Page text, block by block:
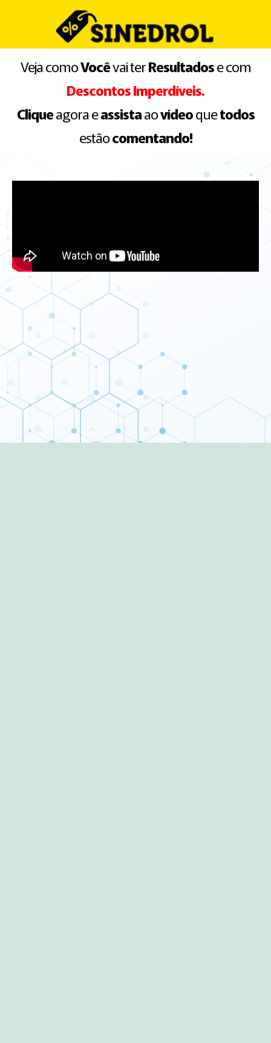
Veja comoVocêvai terResultadose com
Descontos Imperdíveis.
Cliqueagora eassistaaovídeoquetodos
estãocomentando!